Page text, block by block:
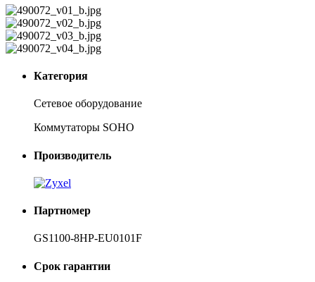
Категория
Сетевое оборудование
Коммутаторы SOHO
Производитель
Партномер
GS1100-8HP-EU0101F
Срок гарантии